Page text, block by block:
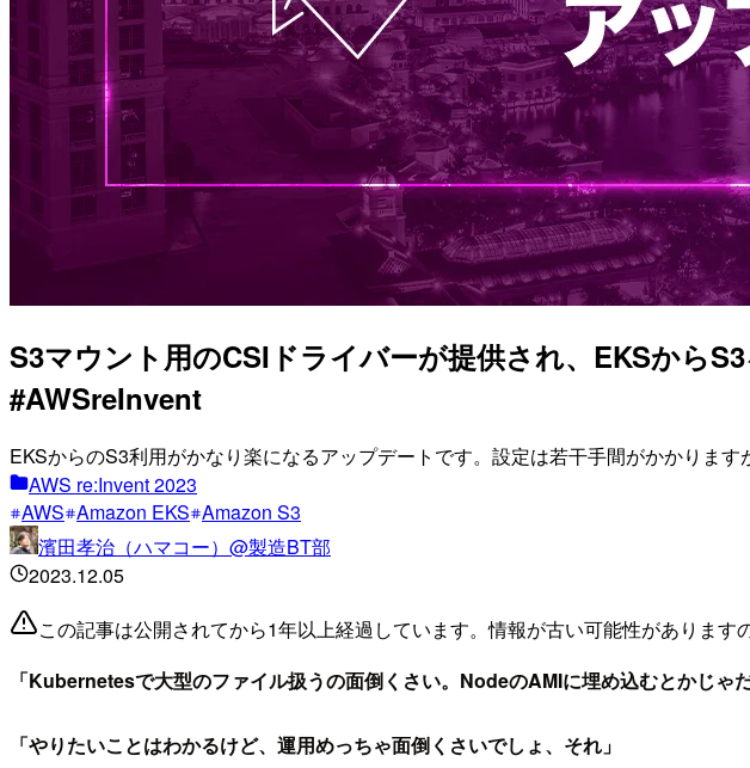
S3マウント用のCSIドライバーが提供され、EKSから
#AWSreInvent
EKSからのS3利用がかなり楽になるアップデートです。設定は若干手間がかかります
AWS re:Invent 2023
AWS Amazon EKS Amazon S3
濱田孝治（ハマコー）@製造BT部
2023.12.05
この記事は公開されてから1年以上経過しています。情報が古い可能性があります
「Kubernetesで大型のファイル扱うの面倒くさい。NodeのAMIに埋め込むとかじゃ
「やりたいことはわかるけど、運用めっちゃ面倒くさいでしょ、それ」